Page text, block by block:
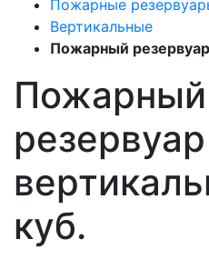
Пожарные
Вертикальные
Пожарный
Пожарный
резервуар
куб.